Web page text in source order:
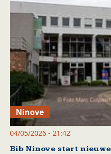
Ninove
04/05/2026 - 21:42
Bib Ninove start